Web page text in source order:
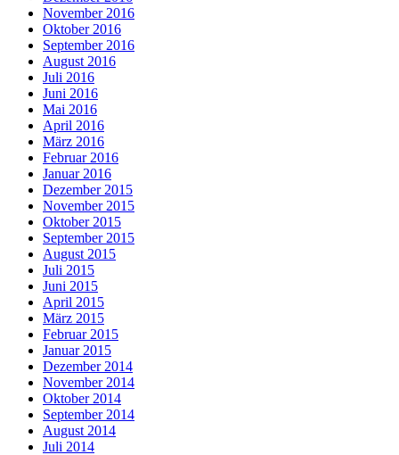
November 2016
Oktober 2016
September 2016
August 2016
Juli 2016
Juni 2016
Mai 2016
April 2016
März 2016
Februar 2016
Januar 2016
Dezember 2015
November 2015
Oktober 2015
September 2015
August 2015
Juli 2015
Juni 2015
April 2015
März 2015
Februar 2015
Januar 2015
Dezember 2014
November 2014
Oktober 2014
September 2014
August 2014
Juli 2014